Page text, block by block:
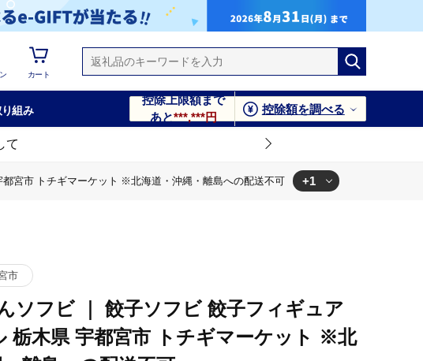
カート
組み
控除上限額まで
あと***,***円
控除額を調べる
て
宮市 トチギマーケット ※北海道・沖縄・離島への配送不可 +1
市
ソフビ ｜ 餃子ソフビ 餃子フィギュア
栃木県 宇都宮市 トチギマーケット ※北